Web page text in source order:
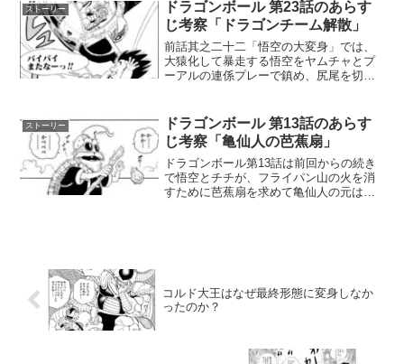
っ！！！！！」あまりにも有名...
ストーリー
ドラゴンボール 第23話のあらす
じ考察「ドラゴンチーム解散」
前話其之二十二「悟空の大変身」では、
大猿化して暴走する悟空をヤムチャとプ
ーアルの連係プレーで鎮め、尻尾を切断
ラフ一味の世界征服の野望も潰え、ドラ
ゴンボールは神龍の力が使...
ストーリー
ドラゴンボール 第13話のあらす
じ考察「亀仙人の芭蕉扇」
ドラゴンボール第13話は前回からの続き
で悟空とチチが、フライパン山の火を消
すために芭蕉扇を求めて亀仙人の元は向
コルド大王はなぜ最終形態に変身しなか
ったのか？